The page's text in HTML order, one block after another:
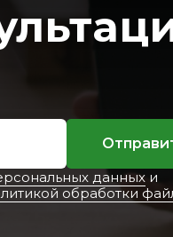
данных и
обработки